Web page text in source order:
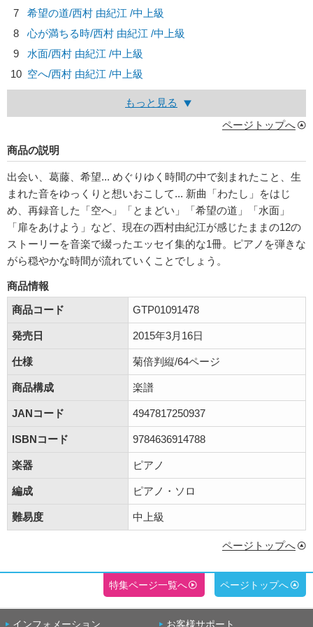
7
希望の道/西村 由紀江 /中上級
8
心が満ちる時/西村 由紀江 /中上級
9
水面/西村 由紀江 /中上級
10 空へ/西村 由紀江 /中上級
もっと見る
ページトップへ
商品の説明
出会い、葛藤、希望... めぐりゆく時間の中で刻まれたこと、生
まれた音をゆっくりと想いおこして... 新曲「わたし」をはじ
め、再録音した「空へ」「とまどい」「希望の道」「水面」
「扉をあけよう」など、現在の西村由紀江が感じたままの12の
ストーリーを音楽で綴ったエッセイ集的な1冊。ピアノを弾きな
がら穏やかな時間が流れていくことでしょう。
商品情報
商品コード
GTP01091478
発売日 2015年3月16日
仕様 菊倍判縦/64ページ
商品構成 楽譜
JANコード 4947817250937
ISBNコード 9784636914788
楽器 ピアノ
編成 ピアノ・ソロ
難易度 中上級
ページトップへ
特集ページ一覧へ ページトップへ
インフォメーション お客様サポート